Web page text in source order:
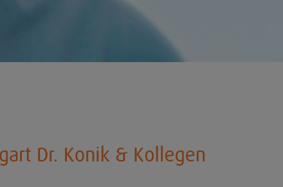
Dr. Konik & Kollegen